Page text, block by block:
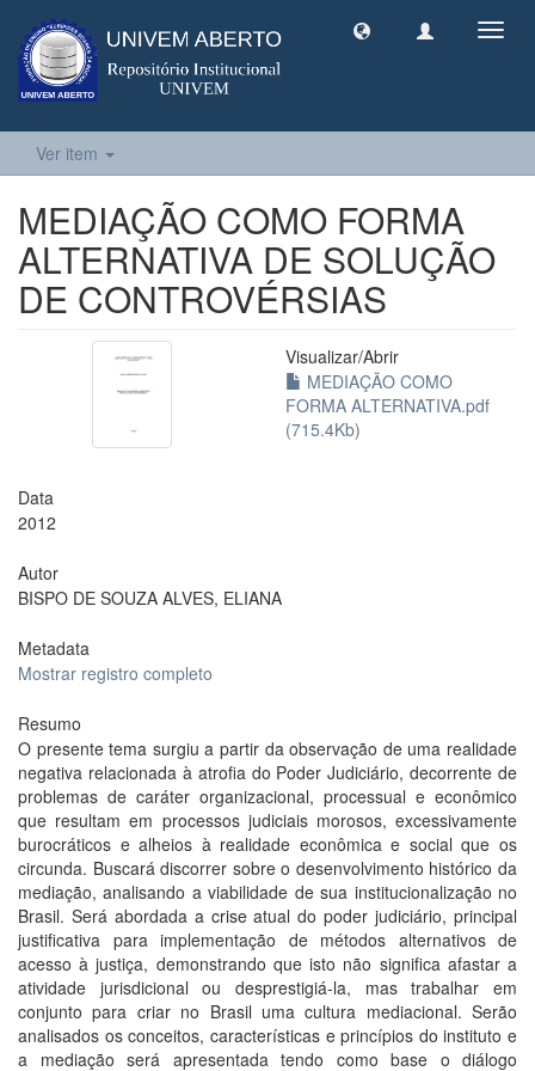
Ver item
MEDIAÇÃO COMO FORMA
ALTERNATIVA DE SOLUÇÃO
DE CONTROVÉRSIAS
Visualizar/Abrir
MEDIAÇÃO COMO
FORMA ALTERNATIVA.pdf
(715.4Kb)
Data
2012
Autor
BISPO DE SOUZA ALVES, ELIANA
Metadata
Mostrar registro completo
Resumo
O presente tema surgiu a partir da observação de uma realidade
negativa relacionada à atrofia do Poder Judiciário, decorrente de
problemas de caráter organizacional, processual e econômico
que resultam em processos judiciais morosos, excessivamente
burocráticos e alheios à realidade econômica e social que os
circunda. Buscará discorrer sobre o desenvolvimento histórico da
mediação, analisando a viabilidade de sua institucionalização no
Brasil. Será abordada a crise atual do poder judiciário, principal
justificativa para implementação de métodos alternativos de
acesso à justiça, demonstrando que isto não significa afastar a
atividade jurisdicional ou desprestigiá-la, mas trabalhar em
conjunto para criar no Brasil uma cultura mediacional. Serão
analisados os conceitos, características e princípios do instituto e
a mediação será apresentada tendo como base o diálogo